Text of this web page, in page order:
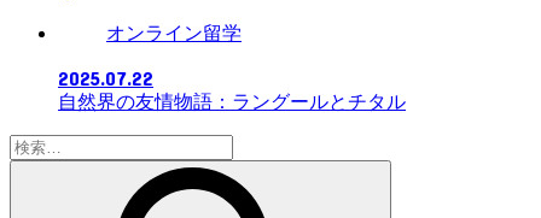
オンライン留学
2025.07.22
自然界の友情物語：ラングールとチタル
検
索: